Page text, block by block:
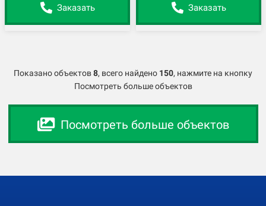
Заказать Заказать
Показано объектов8, всего найдено 150, нажмите на кнопку
Посмотреть больше объектов
Посмотреть больше объектов